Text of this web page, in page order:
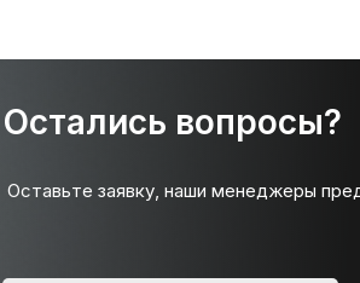
Остались вопросы?
Оставьте заявку, наши менеджеры